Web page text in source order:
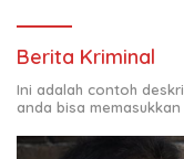
Berita Kriminal
Ini adalah contoh
anda bisa